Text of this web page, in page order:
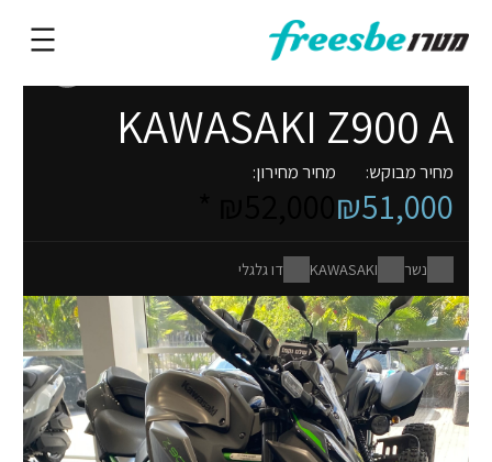
KAWASAKI Z900 A
מחיר מבוקש:
₪51,000
מחיר מחירון:
נשר KAWASAKI דו גלגלי